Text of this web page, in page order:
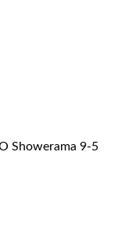
Showerama 9-5